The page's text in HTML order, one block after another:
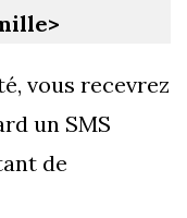
vous recevrez
un SMS
de